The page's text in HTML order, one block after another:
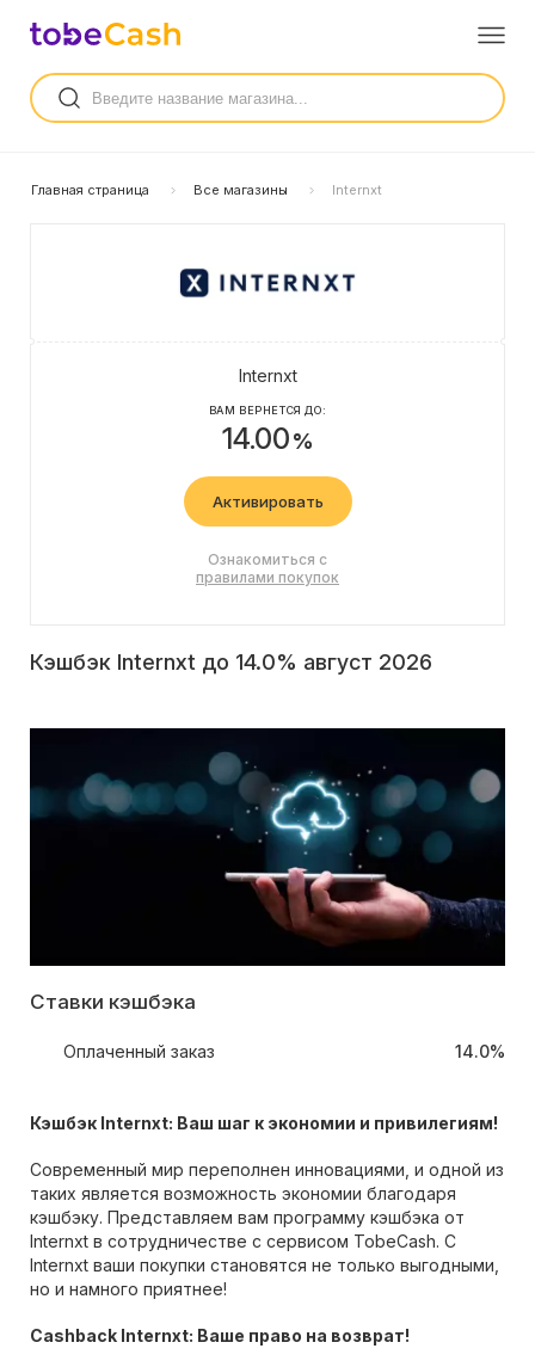
Главная страница Все магазины Internxt
Internxt
ВАМ ВЕРНЕТСЯ ДО:
14.00%
Активировать
Ознакомиться с
правилами покупок
Кэшбэк Internxt до 14.0% август 2026
Ставки кэшбэка
Оплаченный заказ 14.0%
Кэшбэк Internxt: Ваш шаг к экономии и привилегиям!
Современный мир переполнен инновациями, и одной из
таких является возможность экономии благодаря
кэшбэку. Представляем вам программу кэшбэка от
Internxt в сотрудничестве с сервисом TobeCash. С
Internxt ваши покупки становятся не только выгодными,
но и намного приятнее!
Cashback Internxt: Ваше право на возврат!